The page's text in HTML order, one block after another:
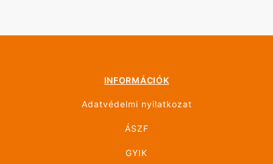
INFORMÁCIÓK
Adatvédelmi nyilatkozat
ÁSZF
GYIK